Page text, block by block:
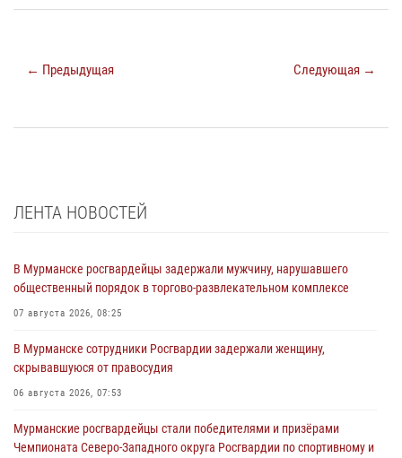
← Предыдущая Следующая →
ЛЕНТА НОВОСТЕЙ
В Мурманске росгвардейцы задержали мужчину, нарушавшего
общественный порядок в торгово-развлекательном комплексе
07 августа 2026, 08:25
В Мурманске сотрудники Росгвардии задержали женщину,
скрывавшуюся от правосудия
06 августа 2026, 07:53
Мурманские росгвардейцы стали победителями и призёрами
Чемпионата Северо-Западного округа Росгвардии по спортивному и